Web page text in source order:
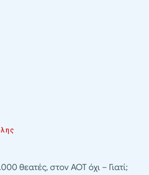
θεατές, στον ΑΟΤ όχι – Γιατί;